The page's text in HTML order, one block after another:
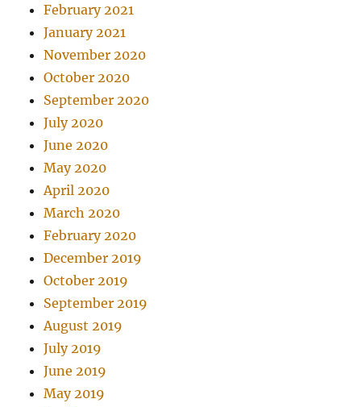
February 2021
January 2021
November 2020
October 2020
September 2020
July 2020
June 2020
May 2020
April 2020
March 2020
February 2020
December 2019
October 2019
September 2019
August 2019
July 2019
June 2019
May 2019